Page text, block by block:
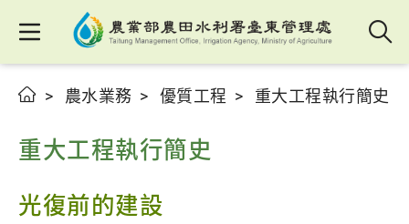
農水業務 優質工程 重大工程執行簡史
重大工程執行簡史
光復前的建設